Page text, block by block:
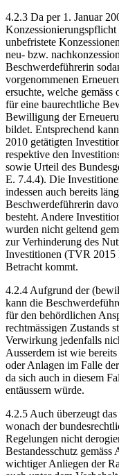
4.2.3 Da per 1. Januar
Konzessionierungspflicht
unbefristete
neu- bzw.
Beschwerdeführerin
vorgenommenen
ersuchte, welche
für eine baurechtliche
Bewilligung der
bildet. Entsprechend
2010 getätigten
respektive den
sowie Urteil des
E. 7.4.4). Die
indessen auch bereits
Beschwerdeführerin
besteht. Andere
wurden nicht geltend
zur Verhinderung des
Investitionen (TVR 2015
Betracht kommt.
4.2.4 Aufgrund der
kann die
für den behördlichen
rechtmässigen Zustands
Verwirkung jedenfalls
Ausserdem ist wie
oder Anlagen im Falle
da sich auch in diesem
entäussern würde.
4.2.5 Auch überzeugt
wonach der
Regelungen nicht
Bestandesschutz
wichtiger Anliegen der